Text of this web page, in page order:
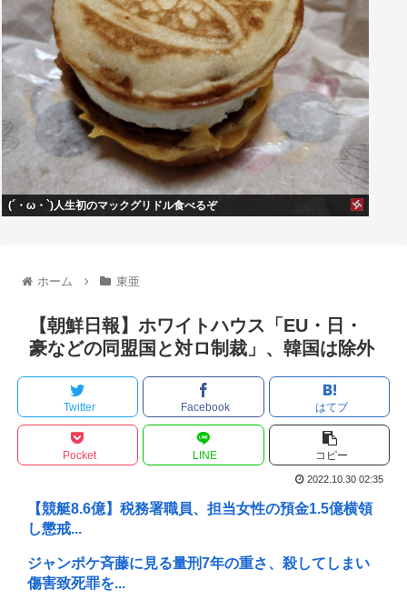
(´・ω・`)人生初のマックグリドル食べるぞ
ホーム 東亜
【朝鮮日報】ホワイトハウス「EU・日・
豪などの同盟国と対ロ制裁」、韓国は除外
Twitter Facebook はてブ
Pocket LINE コピー
2022.10.30 02:35
【競艇8.6億】税務署職員、担当女性の預金1.5億横領
し懲戒...
ジャンポケ斉藤に見る量刑7年の重さ、殺してしまい
傷害致死罪を...